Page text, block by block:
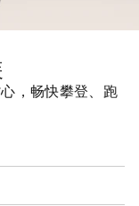
，畅快攀登、跑